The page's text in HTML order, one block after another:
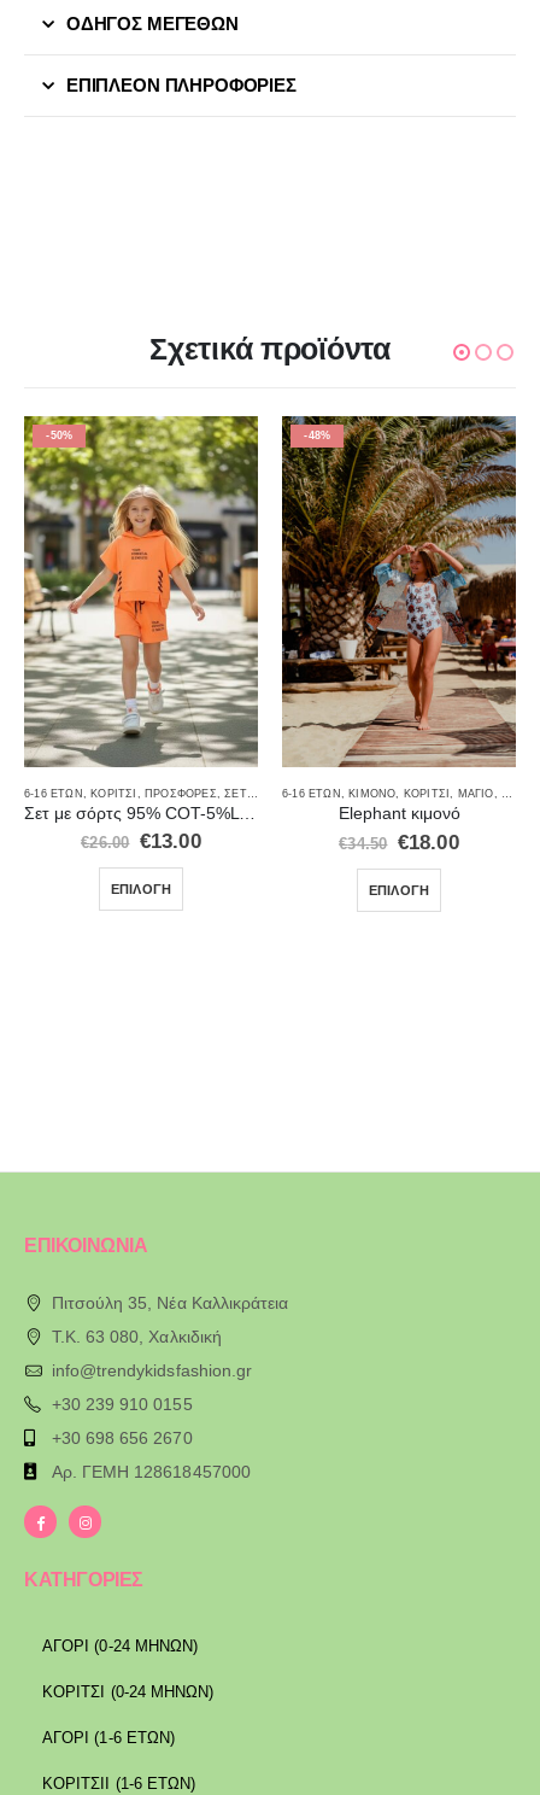
ΟΔΗΓΟΣ ΜΕΓΕΘΩΝ
ΕΠΙΠΛΈΟΝ ΠΛΗΡΟΦΟΡΊΕΣ
Σχετικά προϊόντα
-50%
6-16 ΕΤΏΝ ΚΟΡΊΤΣΙ ΠΡΟΣΦΟΡΈΣ ,ΣΕΤ ΜΕ ΣΟΡΤΣΑΚΙ ,ΣΕΤ ΡΟΎΧΑ
€26.00 €13.00
ΕΠΙΛΟΓΉ
-48%
6-16 ΕΤΏΝ , ΚΙΜΟΝΌ, ΚΟΡΊΤΣΙ, ΜΑΓΙΌ,
Elephant κιμονό
€34.50 €18.00
ΕΠΙΛΟΓΉ
ΕΠΙΚΟΙΝΩΝΙΑ
Πιτσούλη 35, Νέα Καλλικράτεια
T.K. 63 080, Χαλκιδική
info@trendykidsfashion.gr
+30 239 910 0155
+30 698 656 2670
Αρ. ΓΕΜΗ 128618457000
ΚΑΤΗΓΟΡΙΕΣ
ΑΓΟΡΙ (0-24 ΜΗΝΩΝ)
ΚΟΡΙΤΣΙ (0-24 ΜΗΝΩΝ)
ΑΓΟΡΙ (1-6 ΕΤΩΝ)
ΚΟΡΙΤΣΙΙ (1-6 ΕΤΩΝ)